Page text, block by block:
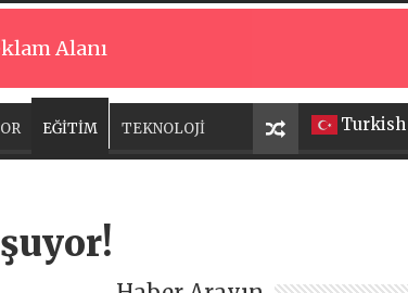
Alanı
Turkish
EĞİTİM TEKNOLOJİ